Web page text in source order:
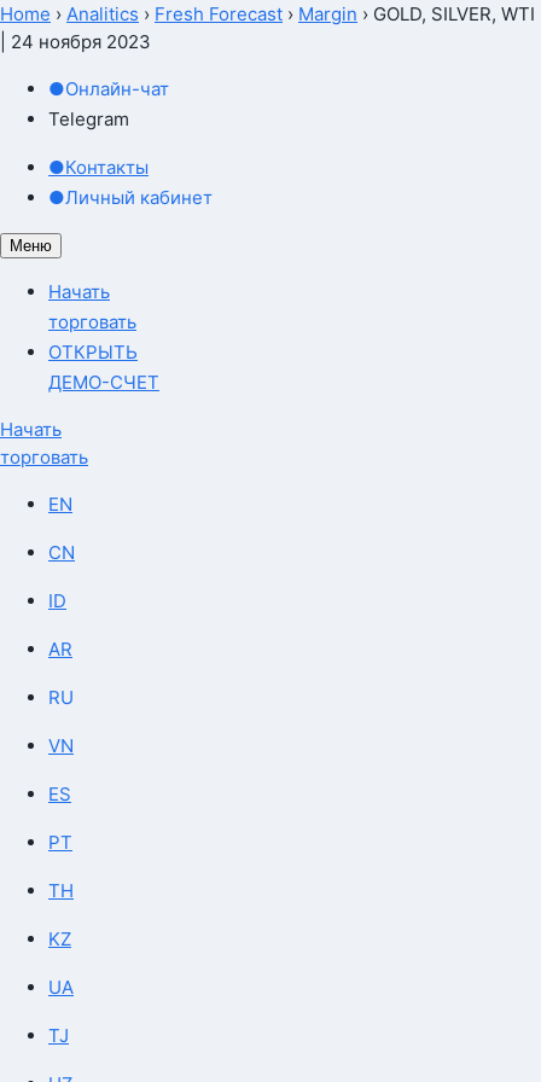
Home › Analitics › Fresh Forecast › Margin › GOLD, SILVER, WTI
| 24 ноября 2023
●Онлайн-чат
Telegram
●Контакты
●Личный кабинет
Меню
Начать
торговать
ОТКРЫТЬ
ДЕМО-СЧЕТ
Начать
торговать
EN
CN
ID
AR
RU
VN
ES
PT
TH
KZ
UA
TJ